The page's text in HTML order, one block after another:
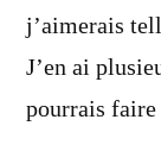
j’aimerais
J’en ai
pourrais faire